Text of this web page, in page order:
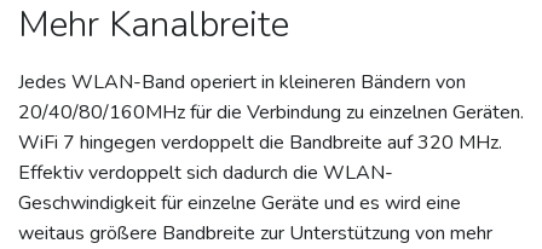
Mehr Kanalbreite
Jedes WLAN-Band operiert in kleineren Bändern von
20/40/80/160MHz für die Verbindung zu einzelnen Geräten.
WiFi 7 hingegen verdoppelt die Bandbreite auf 320 MHz.
Effektiv verdoppelt sich dadurch die WLAN-
Geschwindigkeit für einzelne Geräte und es wird eine
weitaus größere Bandbreite zur Unterstützung von mehr